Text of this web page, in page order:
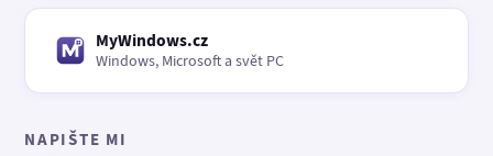
MyWindows.cz
Windows, Microsoft a svět PC
NAPIŠTE MI